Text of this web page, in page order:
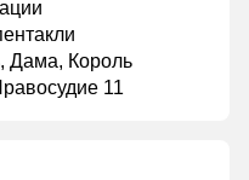
Дама, Король
11